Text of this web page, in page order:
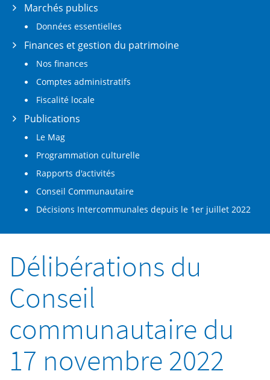
Marchés publics
Données essentielles
Finances et gestion du patrimoine
Nos finances
Comptes administratifs
Fiscalité locale
Publications
Le Mag
Programmation culturelle
Rapports d'activités
Conseil Communautaire
Décisions Intercommunales depuis le 1er juillet 2022
Délibérations du
Conseil
communautaire du
17 novembre 2022